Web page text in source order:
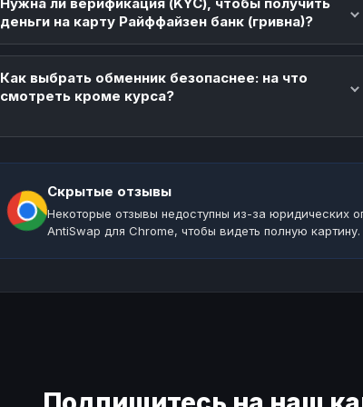
деньги на карту Райффайзен банк (гривна)?
Как выбрать обменник безопаснее: на что
смотреть кроме курса?
Скрытые отзывы
Некоторые отзывы недоступны из-за юридических
AntiSwap для Chrome, чтобы видеть полную картину.